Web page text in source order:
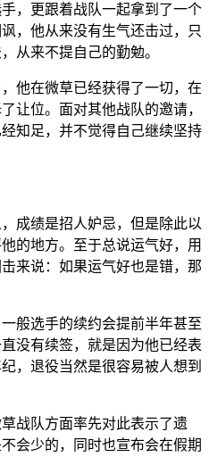
，更跟着战队一起拿到了一个
，他从来没有生气还击过，只
从来不提自己的勤勉。
他在微草已经获得了一切，在
让位。面对其他战队的邀请，
知足，并不觉得自己继续坚持
成绩是招人妒忌，但是除此以
的地方。至于总说运气好，用
来说：如果运气好也是错，那
般选手的续约会提前半年甚至
没有续签，就是因为他已经表
，退役当然是很容易被人想到
战队方面率先对此表示了遗
会少的，同时也宣布会在假期